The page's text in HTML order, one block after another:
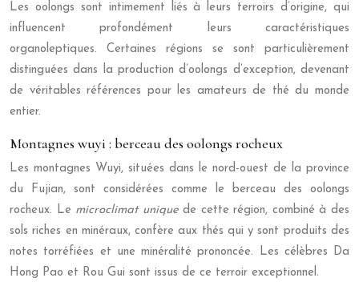
Les oolongs sont intimement liés à leurs terroirs d’origine, qui
influencent profondément leurs caractéristiques
organoleptiques. Certaines régions se sont particulièrement
distinguées dans la production d’oolongs d’exception, devenant
de véritables références pour les amateurs de thé du monde
entier.
Montagnes wuyi : berceau des oolongs rocheux
Les montagnes Wuyi, situées dans le nord-ouest de la province
du Fujian, sont considérées comme le berceau des oolongs
rocheux. Le microclimat uniquede cette région, combiné à des
sols riches en minéraux, confère aux thés qui y sont produits des
notes torréfiées et une minéralité prononcée. Les célèbres Da
Hong Pao et Rou Gui sont issus de ce terroir exceptionnel.